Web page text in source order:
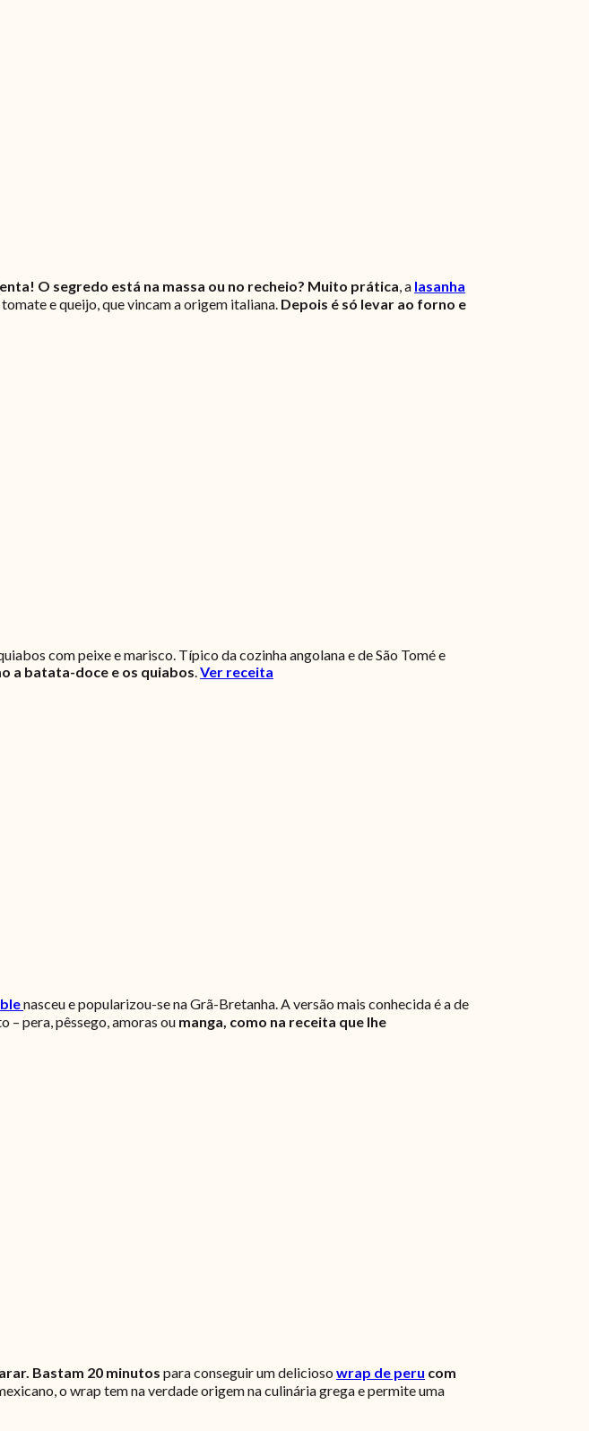
O segredo está na massa ou no recheio? Muito prática , a lasanha
e queijo, que vincam a origem italiana. Depois é só levar ao forno e
com peixe e marisco. Típico da cozinha angolana e de São Tomé e
a batata-doce e os quiabos.Ver receita
nasceu e popularizou-se na Grã-Bretanha. A versão mais conhecida é a de
– pera, pêssego, amoras ou manga, como na receita que lhe
Bastam 20 minutos para conseguir um delicioso wrap de peru com
o wrap tem na verdade origem na culinária grega e permite uma